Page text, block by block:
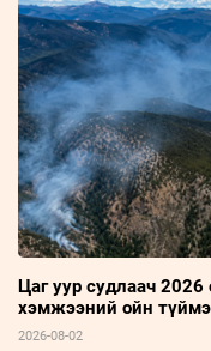
Цаг уур судлаач
хэмжээний ойн
2026-08-02